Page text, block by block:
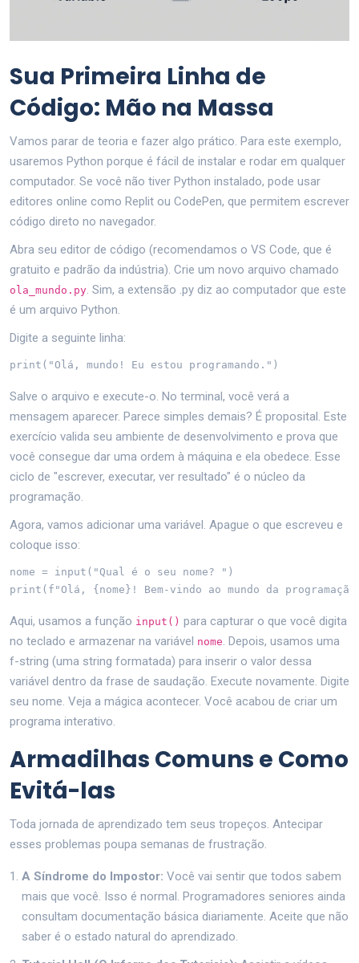
Sua Primeira Linha de
Código: Mão na Massa
Vamos parar de teoria e fazer algo prático. Para este exemplo,
usaremos Python porque é fácil de instalar e rodar em qualquer
computador. Se você não tiver Python instalado, pode usar
editores online como Replit ou CodePen, que permitem escrever
código direto no navegador.
Abra seu editor de código (recomendamos o VS Code, que é
gratuito e padrão da indústria). Crie um novo arquivo chamado
ola_mundo.py. Sim, a extensão .py diz ao computador que este
é um arquivo Python.
Digite a seguinte linha:
print("Olá, mundo! Eu estou programando.")
Salve o arquivo e execute-o. No terminal, você verá a
mensagem aparecer. Parece simples demais? É proposital. Este
exercício valida seu ambiente de desenvolvimento e prova que
você consegue dar uma ordem à máquina e ela obedece. Esse
ciclo de "escrever, executar, ver resultado" é o núcleo da
programação.
Agora, vamos adicionar uma variável. Apague o que escreveu e
coloque isso:
nome = input("Qual é o seu nome? ")
print(f"Olá, {nome}! Bem-vindo ao mundo da
Aqui, usamos a função input() para capturar o que você digita
no teclado e armazenar na variável nome. Depois, usamos uma
f-string (uma string formatada) para inserir o valor dessa
variável dentro da frase de saudação. Execute novamente. Digite
seu nome. Veja a mágica acontecer. Você acabou de criar um
programa interativo.
Armadilhas Comuns e Como
Evitá-las
Toda jornada de aprendizado tem seus tropeços. Antecipar
esses problemas poupa semanas de frustração.
A Síndrome do Impostor: Você vai sentir que todos sabem
mais que você. Isso é normal. Programadores seniores ainda
consultam documentação básica diariamente. Aceite que não
saber é o estado natural do aprendizado.